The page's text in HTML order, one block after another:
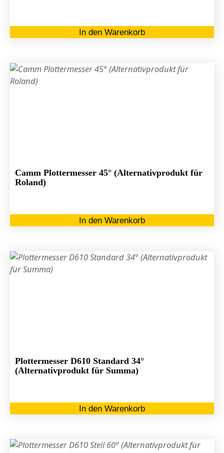
In den Warenkorb
Camm Plottermesser 45° (Alternativprodukt für
Roland)
In den Warenkorb
Plottermesser D610 Standard 34°
(Alternativprodukt für Summa)
In den Warenkorb